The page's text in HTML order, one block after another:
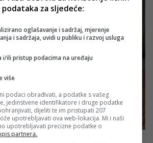
podataka za sljedeće:
oglašavanje i sadržaj, mjerenje
i sadržaja, uvidi u publiku i razvoj usluga
i/ili pristup podacima na uređaju
više
podaci obrađivati, a podatke s vašeg
jedinstvene identifikatore i druge podatke
dijeliti te im pristupati 207
upotrebljavati ova web-lokacija. Mi i naši
upotrebljavati precizne podatke o
partnera.